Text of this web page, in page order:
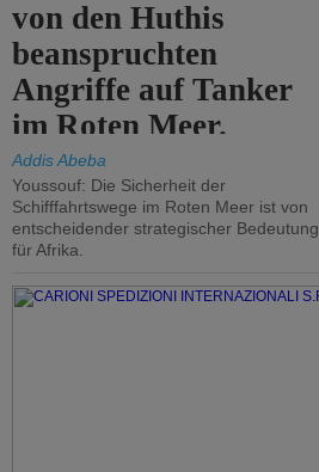
von den Huthis
beanspruchten
Angriffe auf Tanker
im Roten Meer.
Addis Abeba
Youssouf: Die Sicherheit der
Schifffahrtswege im Roten Meer ist von
entscheidender strategischer Bedeutung
für Afrika.